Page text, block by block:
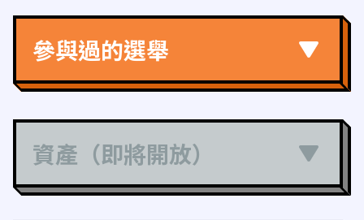
參與過的選舉
資產（即將開放）